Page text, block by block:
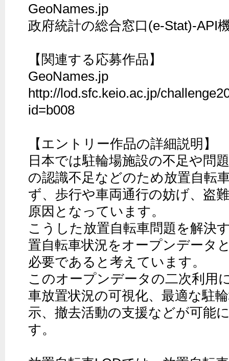
GeoNames.jp
政府統計の総合窓口(e-Stat)-API
【関連する応募作品】
GeoNames.jp
http://lod.sfc.keio.ac.jp/
id=b008
【エントリー作品の詳細説明】
日本では駐輪場施設の不足や問
の認識不足などのため放置自転
ず、歩行や車両通行の妨げ、盗
原因となっています。
こうした放置自転車問題を解決
置自転車状況をオープンデータ
必要であると考えています。
このオープンデータの二次利用
車放置状況の可視化、最適な駐
示、撤去活動の支援などが可能
す。